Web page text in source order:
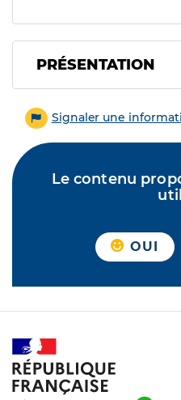
PRÉSENTATION
Signaler une
Le contenu
OUI